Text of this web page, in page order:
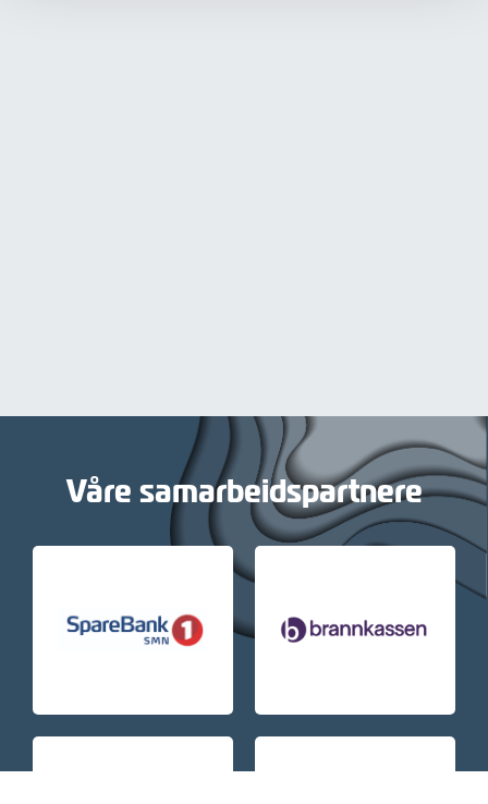
Våre samarbeidspartnere